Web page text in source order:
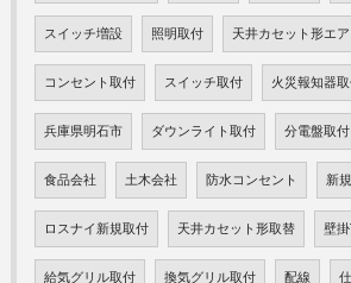
スイッチ増設 照明取付 天井カセット形エ
コンセント取付 スイッチ取付 火災報知器
兵庫県明石市 ダウンライト取付 分電盤取付
食品会社 土木会社 防水コンセント 新
ロスナイ新規取付 天井カセット形取替 壁
給気グリル取付 換気グリル取付 配線